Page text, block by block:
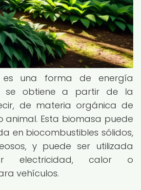
es una forma de energía
se obtiene a partir de la
de materia orgánica de
animal. Esta biomasa puede
en biocombustibles sólidos,
y puede ser utilizada
electricidad, calor o
vehículos.